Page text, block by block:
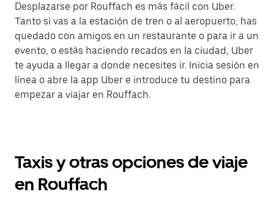
Desplazarse por Rouffach es más fácil con Uber.
Tanto si vas a la estación de tren o al aeropuerto, has
quedado con amigos en un restaurante o para ir a un
evento, o estás haciendo recados en la ciudad, Uber
te ayuda a llegar a donde necesites ir. Inicia sesión en
línea o abre la app Uber e introduce tu destino para
empezar a viajar en Rouffach.
Taxis y otras opciones de viaje
en Rouffach